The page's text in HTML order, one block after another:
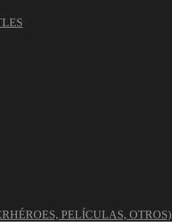
PELÍCULAS, OTROS)